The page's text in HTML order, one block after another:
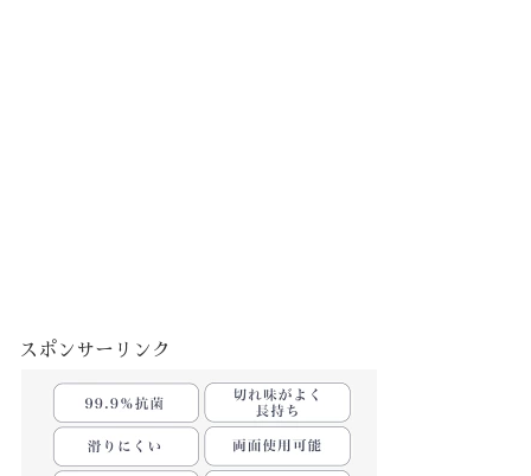
スポンサーリンク